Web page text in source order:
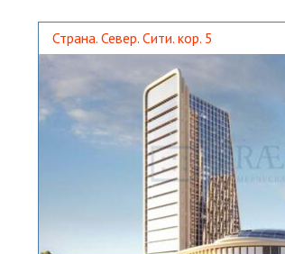
Страна. Север. Сити. кор. 5